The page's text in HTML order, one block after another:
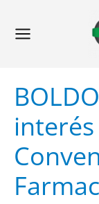
contenido
Menu
entradas